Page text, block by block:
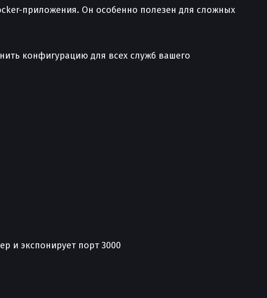
приложения. Он особенно полезен для сложных
конфигурацию для всех служб вашего
и экспонирует порт 3000